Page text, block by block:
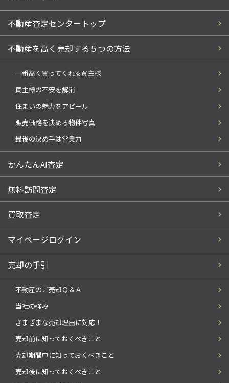
不動産査定センタートップ
不動産を高く売却する５つの方法
一番高く買ってくれる買主様
買主様の不安を解消
住まいの魅力をアピール
販売価格を決める物件写真
最後の決め手は営業力
かんたんAI査定
無料訪問査定
買取査定
マイページログイン
売却の手引
不動産のご売却Ｑ＆Ａ
当社の強み
さまざまな売却理由に対応！
売却前に知っておくべきこと
売却期間中に知っておくべきこと
売却後に知っておくべきこと